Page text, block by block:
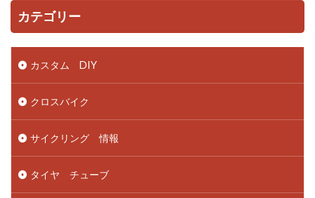
カテゴリー
カスタム DIY
クロスバイク
サイクリング 情報
タイヤ チューブ